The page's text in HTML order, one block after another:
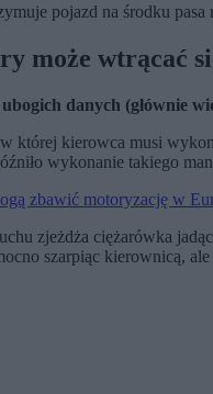
pojazd na środku
może wtrącać
danych (głównie
której kierowca musi
wykonanie takiego
zbawić motoryzację w
zjeżdża ciężarówka
szarpiąc kierownicą, ale